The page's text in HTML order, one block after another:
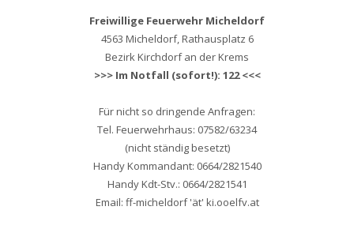
Freiwillige Feuerwehr Micheldorf
4563 Micheldorf, Rathausplatz 6
Bezirk Kirchdorf an der Krems
>>> Im Notfall (sofort!): 122 <<<
Für nicht so dringende Anfragen:
Tel. Feuerwehrhaus: 07582/63234
(nicht ständig besetzt)
Handy Kommandant: 0664/2821540
Handy Kdt-Stv.: 0664/2821541
Email: ff-micheldorf 'ät' ki.ooelfv.at